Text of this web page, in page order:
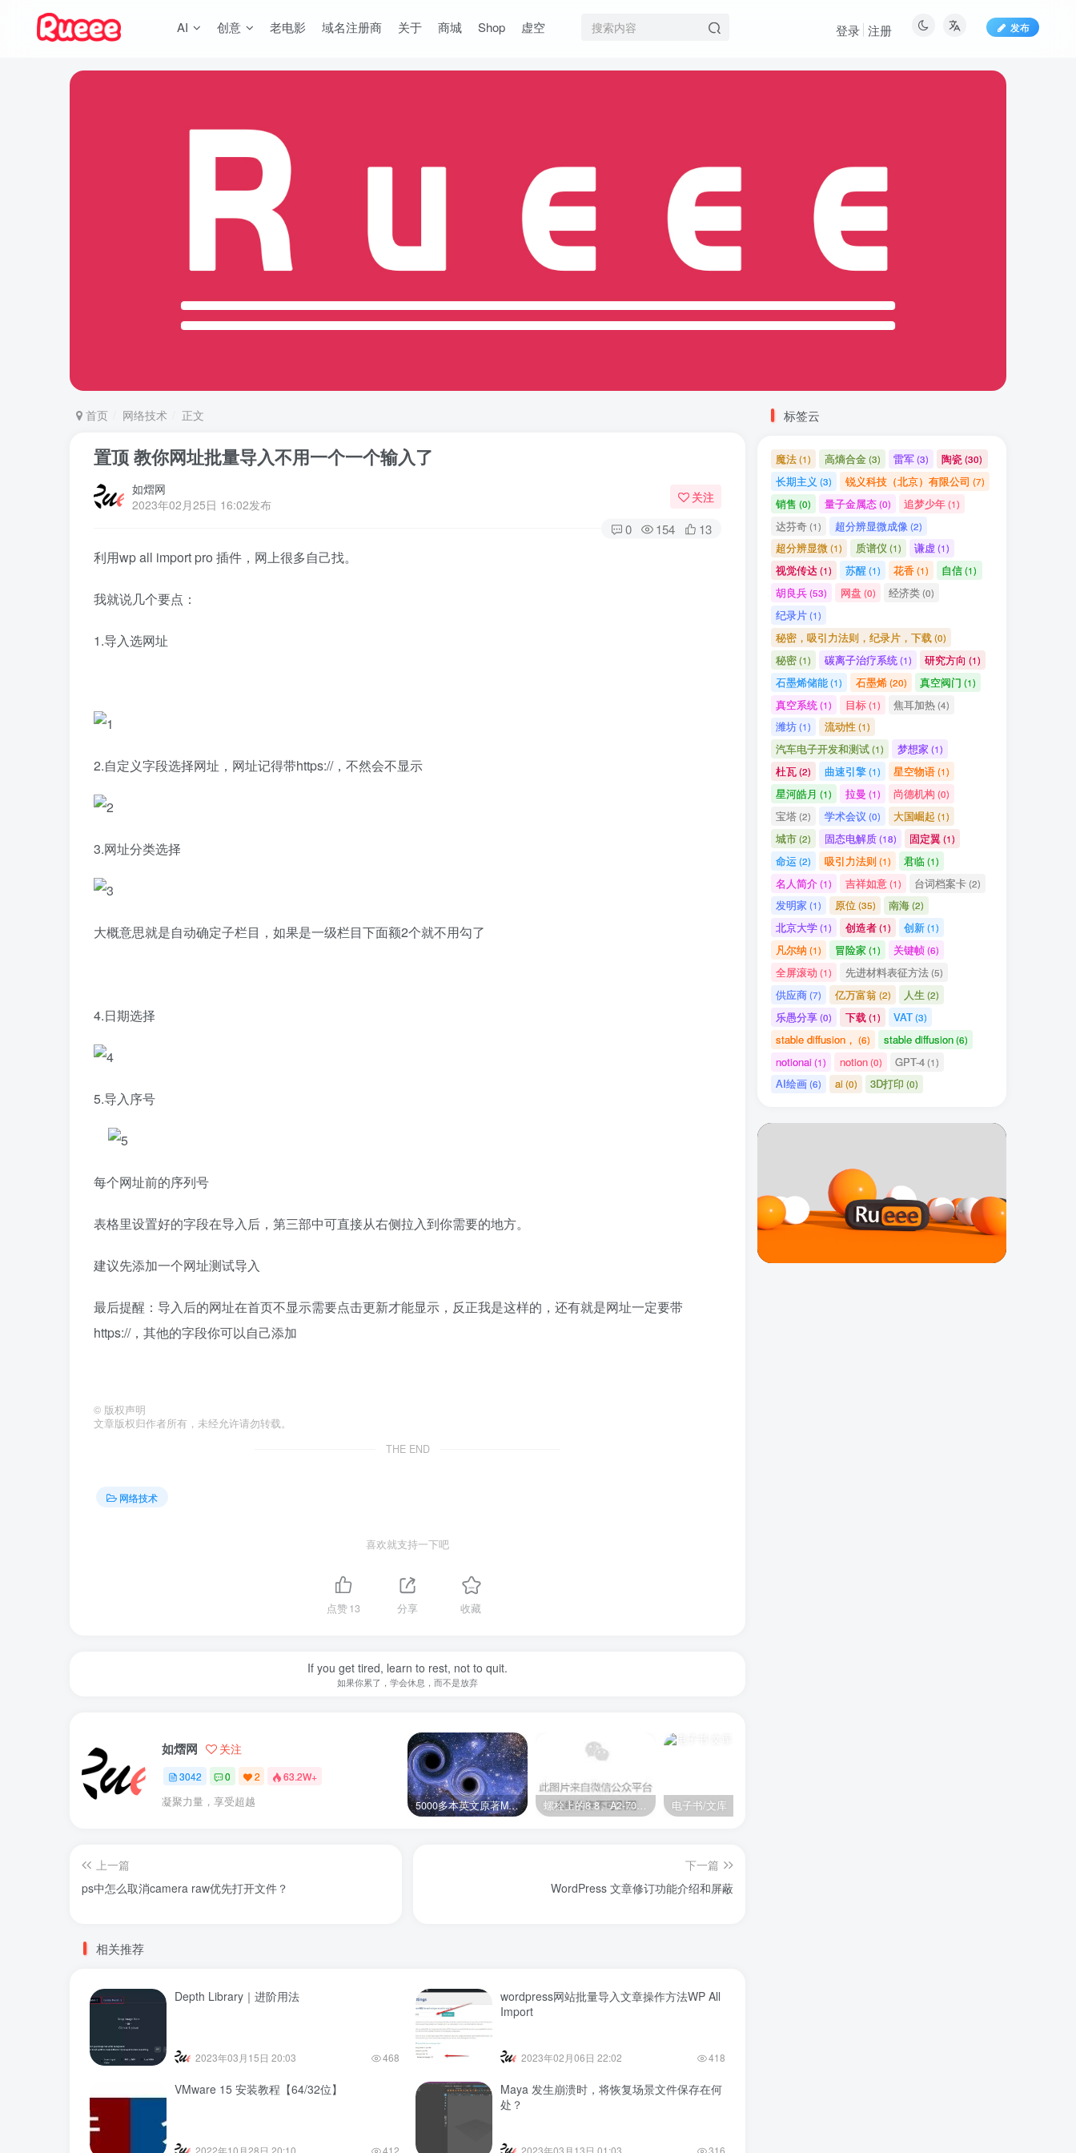
AI 创意 老电影 域名注册商 关于 商城 Shop 虚空 发布
登录 注册
首页 网络技术 正文
置顶 教你网址批量导入不用一个一个输入了
如熠网
2023年02月25日 16:02发布
关注
0 154 13
利用wp all import pro 插件，网上很多自己找。
我就说几个要点：
1.导入选网址
2.自定义字段选择网址，网址记得带https://，不然会不显示
3.网址分类选择
大概意思就是自动确定子栏目，如果是一级栏目下面额2个就不用勾了
4.日期选择
5.导入序号
每个网址前的序列号
表格里设置好的字段在导入后，第三部中可直接从右侧拉入到你需要的地方。
建议先添加一个网址测试导入
最后提醒：导入后的网址在首页不显示需要点击更新才能显示，反正我是这样的，还有就是网址一定要带
https://，其他的字段你可以自己添加
© 版权声明
文章版权归作者所有，未经允许请勿转载。
THE END
网络技术
喜欢就支持一下吧
点赞13 分享 收藏
If you get tired, learn to rest, not to quit.
如果你累了，学会休息，而不是放弃
如熠网 关注
3042 0 2 63.2W+
凝聚力量，享受超越 5000多本英文原著MOBI+AZW3格式电子书百度云网盘打包下载 电子书/文库
上一篇
ps中怎么取消camera raw优先打开文件？
下一篇
WordPress 文章修订功能介绍和屏蔽
相关推荐
Depth Library｜进阶用法
2023年03月15日 20:03 468
wordpress网站批量导入文章操作方法WP All
Import
2023年02月06日 22:02 418
VMware 15 安装教程【64/32位】
2022年10月28日 20:10 412
Maya 发生崩溃时，将恢复场景文件保存在何
处？
2023年03月13日 01:03 316
标签云
魔法(1) 高熵合金(3) 雷军(3) 陶瓷(30)
长期主义 (3) 锐义科技（北京）有限公司 (7)
销售 (0) 量子金属态(0) 追梦少年(1)
达芬奇(1) 超分辨显微成像 (2)
超分辨显微(1) 质谱仪 (1) 谦虚(1)
视觉传达(1) 苏醒 (1) 花香(1) 自信(1)
胡良兵(53) 网盘 (0) 经济类(0)
纪录片(1)
秘密，吸引力法则，纪录片，下载(0)
秘密(1) 碳离子治疗系统(1) 研究方向 (1)
石墨烯储能(1) 石墨烯(20) 真空阀门 (1)
真空系统(1) 目标(1) 焦耳加热(4)
潍坊(1) 流动性 (1)
汽车电子开发和测试(1) 梦想家 (1)
杜瓦(2) 曲速引擎(1) 星空物语(1)
星河皓月 (1) 拉曼 (1) 尚德机构 (0)
宝塔(2) 学术会议 (0) 大国崛起 (1)
城市(2) 固态电解质(18) 固定翼(1)
命运(2) 吸引力法则 (1) 君临(1)
名人简介(1) 吉祥如意(1) 台词档案卡(2)
发明家 (1) 原位 (35) 南海(2)
北京大学(1) 创造者(1) 创新(1)
凡尔纳 (1) 冒险家 (1) 关键帧(6)
全屏滚动 (1) 先进材料表征方法(5)
供应商(7) 亿万富翁 (2) 人生 (2)
乐愚分享(0) 下载(1) VAT(3)
stable diffusion， (6) stable diffusion(6)
notionai(1) notion(0) GPT-4(1)
AI绘画(6) ai(0) 3D打印 (0)